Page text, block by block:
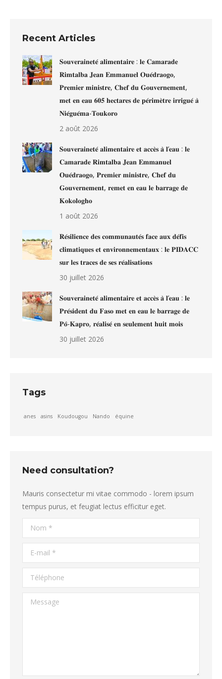
Recent Articles
𝐒𝐨𝐮𝐯𝐞𝐫𝐚𝐢𝐧𝐞𝐭𝐞́ 𝐚𝐥𝐢𝐦𝐞𝐧𝐭𝐚𝐢𝐫𝐞 : 𝐥𝐞 𝐂𝐚𝐦𝐚𝐫𝐚𝐝𝐞
𝐑𝐢𝐦𝐭𝐚𝐥𝐛𝐚 𝐉𝐞𝐚𝐧 𝐄𝐦𝐦𝐚𝐧𝐮𝐞𝐥 𝐎𝐮𝐞́𝐝𝐫𝐚𝐨𝐠𝐨,
𝐏𝐫𝐞𝐦𝐢𝐞𝐫 𝐦𝐢𝐧𝐢𝐬𝐭𝐫𝐞, 𝐂𝐡𝐞𝐟 𝐝𝐮 𝐆𝐨𝐮𝐯𝐞𝐫𝐧𝐞𝐦𝐞𝐧𝐭,
𝐦𝐞𝐭 𝐞𝐧 𝐞𝐚𝐮 𝟔𝟎𝟓 𝐡𝐞𝐜𝐭𝐚𝐫𝐞𝐬 𝐝𝐞 𝐩𝐞́𝐫𝐢𝐦𝐞̀𝐭𝐫𝐞 𝐢𝐫𝐫𝐢𝐠𝐮𝐞́ 𝐚̀
𝐍𝐢𝐞́𝐠𝐮𝐞́𝐦𝐚-𝐓𝐨𝐮𝐤𝐨𝐫𝐨
2 août 2026
𝐒𝐨𝐮𝐯𝐞𝐫𝐚𝐢𝐧𝐞𝐭𝐞́ 𝐚𝐥𝐢𝐦𝐞𝐧𝐭𝐚𝐢𝐫𝐞 𝐞𝐭 𝐚𝐜𝐜𝐞̀𝐬 𝐚̀ 𝐥’𝐞𝐚𝐮 : 𝐥𝐞
𝐂𝐚𝐦𝐚𝐫𝐚𝐝𝐞 𝐑𝐢𝐦𝐭𝐚𝐥𝐛𝐚 𝐉𝐞𝐚𝐧 𝐄𝐦𝐦𝐚𝐧𝐮𝐞𝐥
𝐎𝐮𝐞́𝐝𝐫𝐚𝐨𝐠𝐨, 𝐏𝐫𝐞𝐦𝐢𝐞𝐫 𝐦𝐢𝐧𝐢𝐬𝐭𝐫𝐞, 𝐂𝐡𝐞𝐟 𝐝𝐮
𝐆𝐨𝐮𝐯𝐞𝐫𝐧𝐞𝐦𝐞𝐧𝐭, 𝐫𝐞𝐦𝐞𝐭 𝐞𝐧 𝐞𝐚𝐮 𝐥𝐞 𝐛𝐚𝐫𝐫𝐚𝐠𝐞 𝐝𝐞
𝐊𝐨𝐤𝐨𝐥𝐨𝐠𝐡𝐨
1 août 2026
𝐑𝐞́𝐬𝐢𝐥𝐢𝐞𝐧𝐜𝐞 𝐝𝐞𝐬 𝐜𝐨𝐦𝐦𝐮𝐧𝐚𝐮𝐭𝐞́𝐬 𝐟𝐚𝐜𝐞 𝐚𝐮𝐱 𝐝𝐞́𝐟𝐢𝐬
𝐜𝐥𝐢𝐦𝐚𝐭𝐢𝐪𝐮𝐞𝐬 𝐞𝐭 𝐞𝐧𝐯𝐢𝐫𝐨𝐧𝐧𝐞𝐦𝐞𝐧𝐭𝐚𝐮𝐱 : 𝐥𝐞 𝐏𝐈𝐃𝐀𝐂𝐂
𝐬𝐮𝐫 𝐥𝐞𝐬 𝐭𝐫𝐚𝐜𝐞𝐬 𝐝𝐞 𝐬𝐞𝐬 𝐫𝐞́𝐚𝐥𝐢𝐬𝐚𝐭𝐢𝐨𝐧𝐬
30 juillet 2026
𝐒𝐨𝐮𝐯𝐞𝐫𝐚𝐢𝐧𝐞𝐭𝐞́ 𝐚𝐥𝐢𝐦𝐞𝐧𝐭𝐚𝐢𝐫𝐞 𝐞𝐭 𝐚𝐜𝐜𝐞̀𝐬 𝐚̀ 𝐥’𝐞𝐚𝐮 : 𝐥𝐞
𝐏𝐫𝐞́𝐬𝐢𝐝𝐞𝐧𝐭 𝐝𝐮 𝐅𝐚𝐬𝐨 𝐦𝐞𝐭 𝐞𝐧 𝐞𝐚𝐮 𝐥𝐞 𝐛𝐚𝐫𝐫𝐚𝐠𝐞 𝐝𝐞
𝐏𝐨̂-𝐊𝐚𝐩𝐫𝐨, 𝐫𝐞́𝐚𝐥𝐢𝐬𝐞́ 𝐞𝐧 𝐬𝐞𝐮𝐥𝐞𝐦𝐞𝐧𝐭 𝐡𝐮𝐢𝐭 𝐦𝐨𝐢𝐬
30 juillet 2026
Tags
anes asins Koudougou Nando équine
Need consultation?
Mauris consectetur mi vitae commodo - lorem ipsum
tempus purus, et feugiat lectus efficitur eget.
Nom *
E-mail *
Téléphone
Message